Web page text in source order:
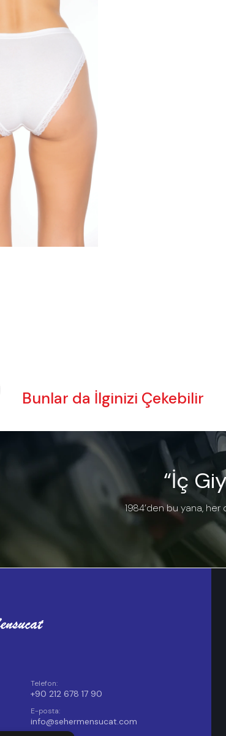
Bunlar da İlginizi Çekebilir
“İç
1984’den bu yana, her
Telefon:
+90 212 678 17 90
E-posta:
info@sehermensucat.com